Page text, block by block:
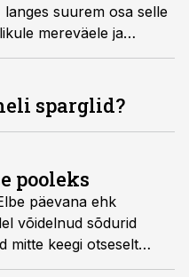
suurem osa selle
mereväele ja
tegelikud kangelased
järelväed, kes
meheni.
sparglid?
pooleks
päevana ehk
võidelnud sõdurid
mitte keegi otseselt
venelased